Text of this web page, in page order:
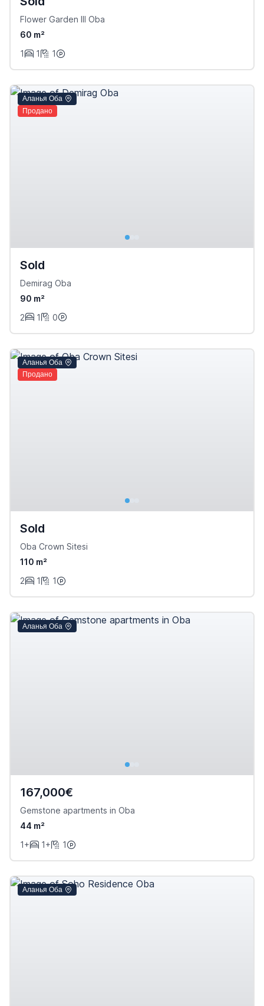
Flower Garden III Oba
60 m²
1
1 1
Аланья Оба
Продано
Sold
Demirag Oba
90 m²
2
1 0
Аланья Оба
Продано
Sold
Oba Crown Sitesi
110 m²
2
1 1
Аланья Оба
167,000€
Gemstone apartments in Oba
44 m²
1+
1+ 1
Аланья Оба